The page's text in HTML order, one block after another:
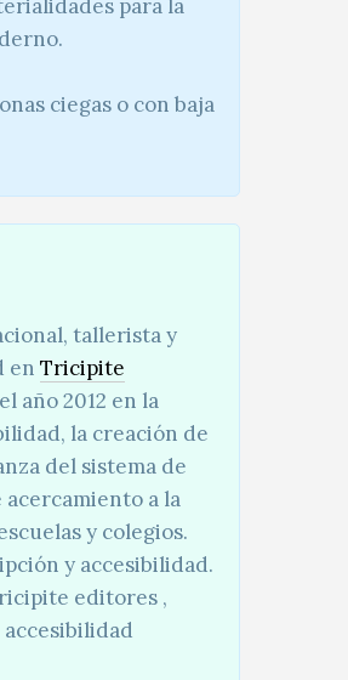
para la
ciegas o con baja
tallerista y
en Tricipite
año 2012 en la
la creación de
del sistema de
a la
y colegios.
y accesibilidad.
editores ,